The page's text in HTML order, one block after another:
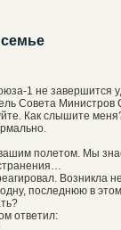
1 не
Совета Министров
Как слышите
полетом. Мы
Возникла
последнюю в
ответил: